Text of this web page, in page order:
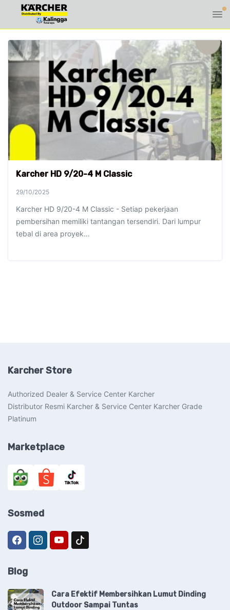
Karcher HD 9/20-4 M Classic
29/10/2025
Karcher HD 9/20-4 M Classic - Setiap pekerjaan
pembersihan memiliki tantangan tersendiri. Dari lumpur
tebal di area proyek…
Karcher Store
Authorized Dealer & Service Center Karcher
Distributor Resmi Karcher & Service Center Karcher Grade
Platinum
Marketplace
Sosmed
Blog
Cara Efektif Membersihkan Lumut Dinding
Outdoor Sampai Tuntas